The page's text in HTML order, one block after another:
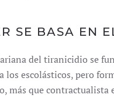
SE BASA EN
del tiranicidio se
los escolásticos, pero
más que